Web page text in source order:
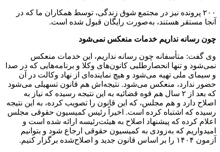
۲۰۰ پرونده نیز در مجتمع شوق زندگی، توسط همکاران ما که در
آنجا مستقر هستند، به‌صورت رایگان قبول شده است.
چون رسانه نداریم خدمات منعکس نمی‌شود
وی گفت: متأسفانه چون رسانه نداریم، این خدمات منعکس
نمی‌شود و تنها انحصارطلبی کانون‌های وکلا و برنامه‌هایی که در صدا
و سیمای ملی تهیه می‌شود و هیچ نماینده‌ای از نهاد وکالت در آن
حضور ندارد، منعکس می‌شود. نتیجه‌اش هم قانون تسهیلی می‌شود
که بعد از ۲ سال هم قوه قضائیه به این نتیجه رسیده که نیاز به
اصلاح دارد و هم مجلس، که این قانون را تصویب کرده، به این نتیجه
رسیده که اشتباه کرده است. اخیراً رئیس کمیسیون حقوقی مجلس
اعلام کرده که پیشنهاد اصلاح به هیئت‌رئیسه ارائه شده است و
امیدواریم که به‌زودی به کمیسیون حقوقی ارجاع شود و بتوانیم
آزمون ۱۴۰۴ را بر اساس قانون جدید و اصلاح‌شده برگزار کنیم.